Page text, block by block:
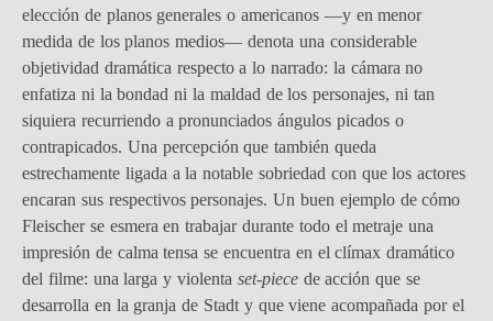
elección de planos generales o americanos —y en menor
medida de los planos medios— denota una considerable
objetividad dramática respecto a lo narrado: la cámara no
enfatiza ni la bondad ni la maldad de los personajes, ni tan
siquiera recurriendo a pronunciados ángulos picados o
contrapicados. Una percepción que también queda
estrechamente ligada a la notable sobriedad con que los actores
encaran sus respectivos personajes. Un buen ejemplo de cómo
Fleischer se esmera en trabajar durante todo el metraje una
impresión de calma tensa se encuentra en el clímax dramático
del filme: una larga y violenta set-piecede acción que se
desarrolla en la granja de Stadt y que viene acompañada por el